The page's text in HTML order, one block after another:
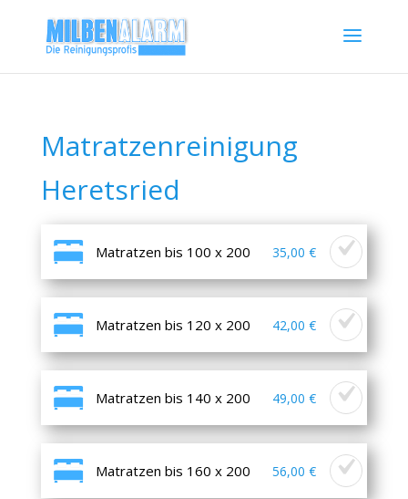
Matratzenreinigung
Heretsried
Matratzen bis 100 x 200 35,00 €
Matratzen bis 120 x 200 42,00 €
Matratzen bis 140 x 200 49,00 €
Matratzen bis 160 x 200 56,00 €